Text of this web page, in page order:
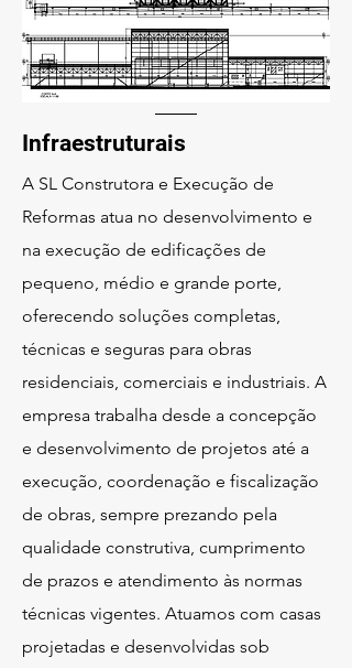
Infraestruturais
A SL Construtora e Execução de
Reformas atua no desenvolvimento e
na execução de edificações de
pequeno, médio e grande porte,
oferecendo soluções completas,
técnicas e seguras para obras
residenciais, comerciais e industriais. A
empresa trabalha desde a concepção
e desenvolvimento de projetos até a
execução, coordenação e fiscalização
de obras, sempre prezando pela
qualidade construtiva, cumprimento
de prazos e atendimento às normas
técnicas vigentes. Atuamos com casas
projetadas e desenvolvidas sob